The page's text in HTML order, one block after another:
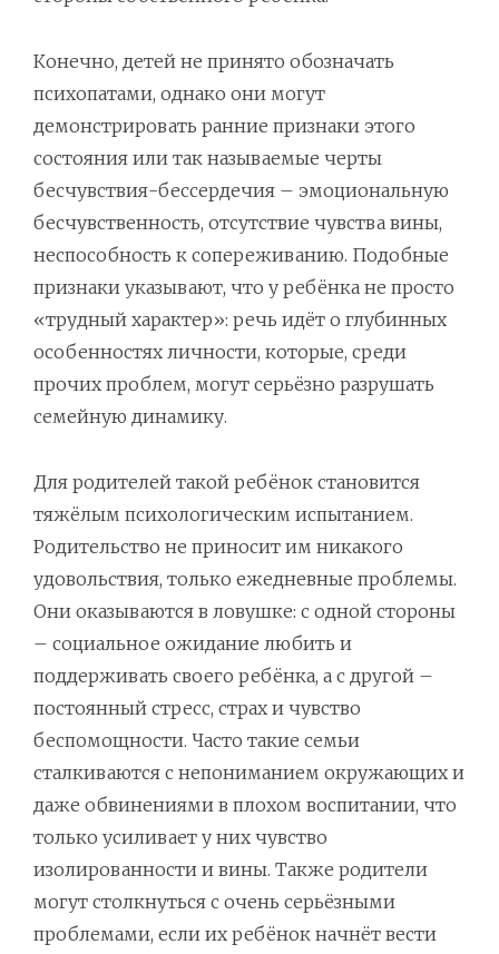
Конечно, детей не принято обозначать
психопатами, однако они могут
демонстрировать ранние признаки этого
состояния или так называемые черты
бесчувствия-бессердечия – эмоциональную
бесчувственность, отсутствие чувства вины,
неспособность к сопереживанию. Подобные
признаки указывают, что у ребёнка не просто
«трудный характер»: речь идёт о глубинных
особенностях личности, которые, среди
прочих проблем, могут серьёзно разрушать
семейную динамику.
Для родителей такой ребёнок становится
тяжёлым психологическим испытанием.
Родительство не приносит им никакого
удовольствия, только ежедневные проблемы.
Они оказываются в ловушке: с одной стороны
– социальное ожидание любить и
поддерживать своего ребёнка, а с другой –
постоянный стресс, страх и чувство
беспомощности. Часто такие семьи
сталкиваются с непониманием окружающих и
даже обвинениями в плохом воспитании, что
только усиливает у них чувство
изолированности и вины. Также родители
могут столкнуться с очень серьёзными
проблемами, если их ребёнок начнёт вести